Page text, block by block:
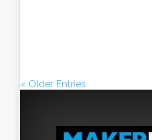
« Older Entries